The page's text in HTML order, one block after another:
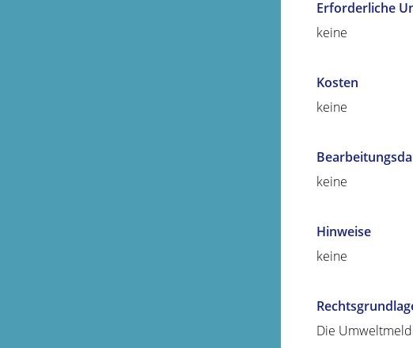
Erforderliche
keine
Kosten
keine
keine
Hinweise
keine
Die